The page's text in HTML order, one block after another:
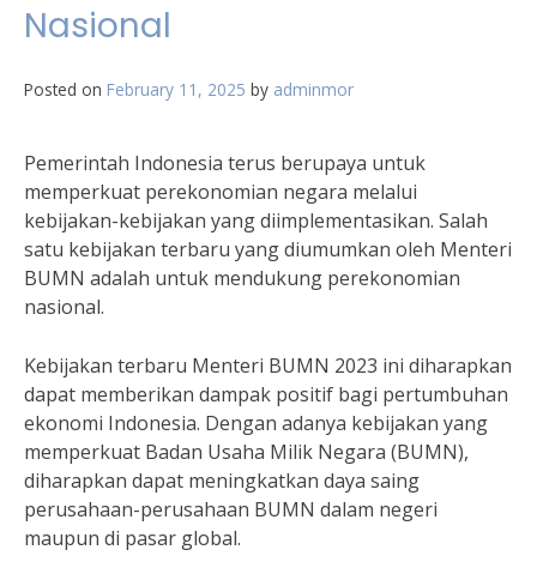
Nasional
Posted on February 11, 2025 by adminmor
Pemerintah Indonesia terus berupaya untuk
memperkuat perekonomian negara melalui
kebijakan-kebijakan yang diimplementasikan. Salah
satu kebijakan terbaru yang diumumkan oleh Menteri
BUMN adalah untuk mendukung perekonomian
nasional.
Kebijakan terbaru Menteri BUMN 2023 ini diharapkan
dapat memberikan dampak positif bagi pertumbuhan
ekonomi Indonesia. Dengan adanya kebijakan yang
memperkuat Badan Usaha Milik Negara (BUMN),
diharapkan dapat meningkatkan daya saing
perusahaan-perusahaan BUMN dalam negeri
maupun di pasar global.